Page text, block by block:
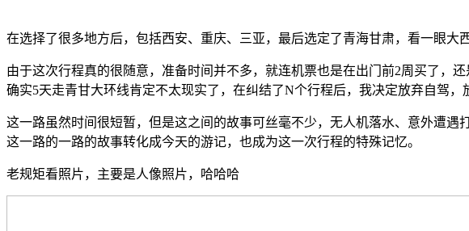
在选择了很多地方后，包括西安、重庆、三亚，最后选定了青海甘肃，看一眼大
由于这次行程真的很随意，准备时间并不多，就连机票也是在出门前2周买了，
确实5天走青甘大环线肯定不太现实了，在纠结了N个行程后，我决定放弃自驾，
这一路虽然时间很短暂，但是这之间的故事可丝毫不少，无人机落水、意外遭
这一路的一路的故事转化成今天的游记，也成为这一次行程的特殊记忆。
老规矩看照片，主要是人像照片，哈哈哈